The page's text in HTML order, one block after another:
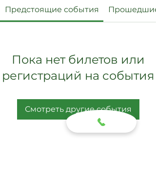
Предстоящие события
Пока нет билетов или
регистраций на события
Смотреть другие события